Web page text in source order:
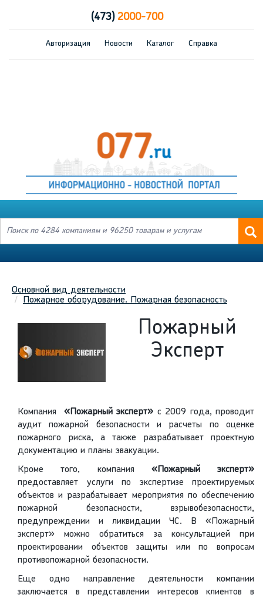
(473)2000-700
Авторизация Новости Каталог Справка
Основной вид деятельности
Пожарное оборудование. Пожарная безопасность
Пожарный
Эксперт
Компания «Пожарный эксперт» с 2009 года, проводит
аудит пожарной безопасности и расчеты по оценке
пожарного риска, а также разрабатывает проектную
документацию и планы эвакуации.
Кроме того, компания «Пожарный эксперт»
предоставляет услуги по экспертизе проектируемых
объектов и разрабатывает мероприятия по обеспечению
пожарной безопасности, взрывобезопасности,
предупреждении и ликвидации ЧС. В «Пожарный
эксперт» можно обратиться за консультацией при
проектировании объектов защиты или по вопросам
противопожарной безопасности.
Еще одно направление деятельности компании
заключается в представлении интересов клиентов в